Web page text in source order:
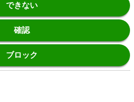
できない
確認
ブロック